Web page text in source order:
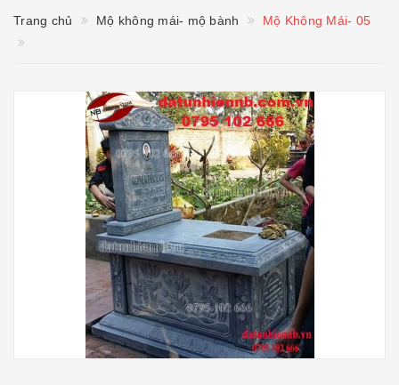
Trang chủ Mộ không mái- mộ bành Mộ Không Mái- 05